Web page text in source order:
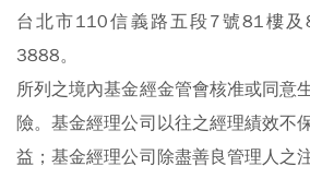
台北市110信義路五段7號81樓
3888。
所列之境內基金經金管會核准或同意
險。基金經理公司以往之經理績效不
益；基金經理公司除盡善良管理人之